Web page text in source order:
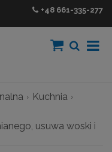
+48 661-335-277
Kuchnia
usuwa woski i